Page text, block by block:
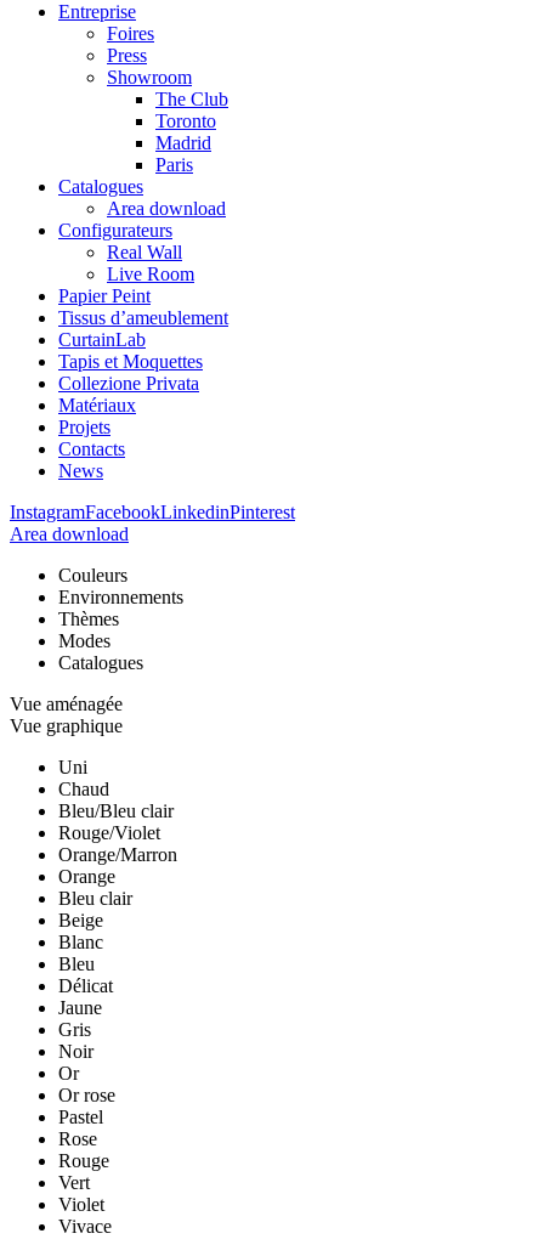
Entreprise
Foires
Press
Showroom
The Club
Toronto
Madrid
Paris
Catalogues
Area download
Configurateurs
Real Wall
Live Room
Papier Peint
Tissus d’ameublement
CurtainLab
Tapis et Moquettes
Collezione Privata
Matériaux
Projets
Contacts
News
InstagramFacebookLinkedinPinterest
Area download
Couleurs
Environnements
Thèmes
Modes
Catalogues
Vue aménagée
Vue graphique
Uni
Chaud
Bleu/Bleu clair
Rouge/Violet
Orange/Marron
Orange
Bleu clair
Beige
Blanc
Bleu
Délicat
Jaune
Gris
Noir
Or
Or rose
Pastel
Rose
Rouge
Vert
Violet
Vivace